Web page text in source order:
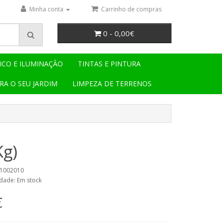
Minha conta Carrinho de compras
0 - 0,00€
E ILUMINAÇÃO TINTAS E PINTURA
O SEU JARDIM LIMPEZA DE TERRENOS
Em stock